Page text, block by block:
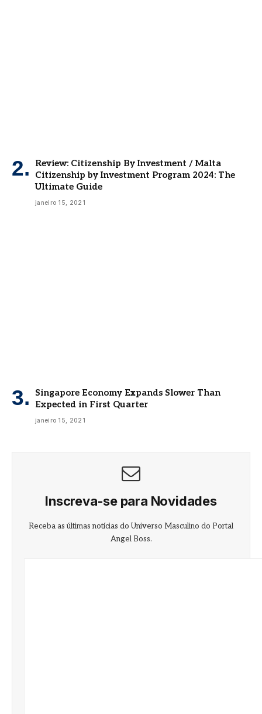
Review: Citizenship By Investment / Malta
Citizenship by Investment Program 2024: The
Ultimate Guide
janeiro 15, 2021
Singapore Economy Expands Slower Than
Expected in First Quarter
janeiro 15, 2021
Inscreva-se para Novidades
Receba as últimas notícias do Universo Masculino do Portal
Angel Boss.